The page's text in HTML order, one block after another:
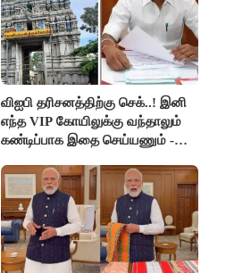
விஐபி தரிசனத்திற்கு செக்..! இனி
எந்த VIP கோயிலுக்கு வந்தாலும்
கண்டிப்பாக இதை செய்யணும் -